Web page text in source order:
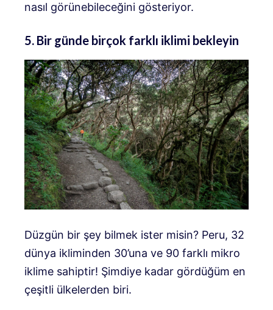
nasıl görünebileceğini gösteriyor.
5. Bir günde birçok farklı iklimi bekleyin
Düzgün bir şey bilmek ister misin? Peru, 32
dünya ikliminden 30’una ve 90 farklı mikro
iklime sahiptir! Şimdiye kadar gördüğüm en
çeşitli ülkelerden biri.